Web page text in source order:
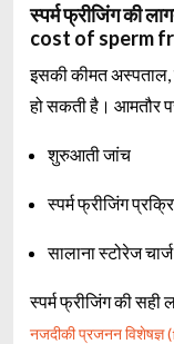
स्पर्म फ्रीजिंग की
cost of sperm
इसकी कीमत
हो सकती है। आमतौर
शुरुआती जांच
स्पर्म फ्रीजिंग
सालाना स्टोरेज चार्ज
स्पर्म फ्रीजिंग की
नजदीकी प्रजनन